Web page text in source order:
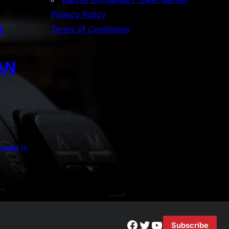
(1)
Privacy Policy
Terms of Conditions
Facebook
Twitter
YouTube
Subscribe